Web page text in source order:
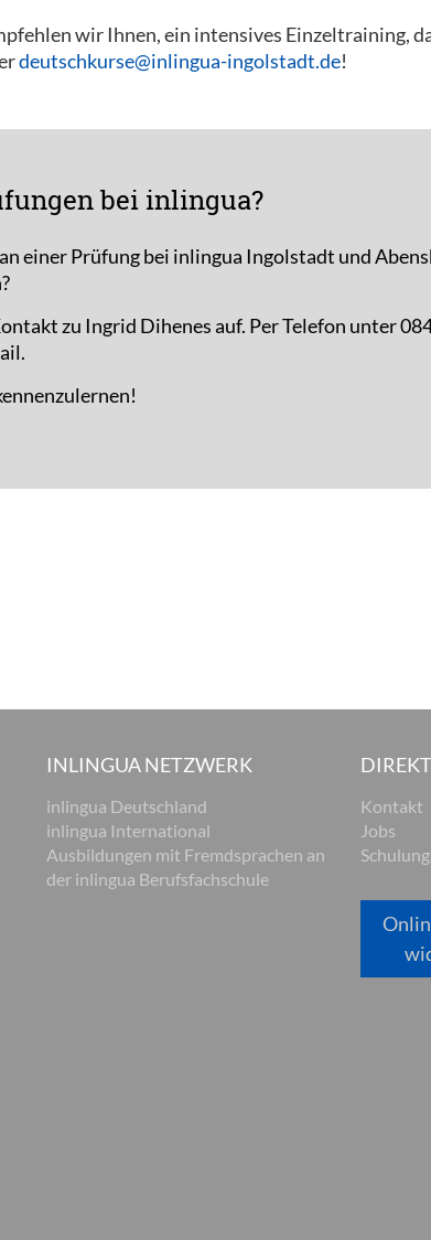
wir Ihnen, ein intensives Einzeltraining,
deutschkurse@inlingua-ingolstadt.de!
bei inlingua?
einer Prüfung bei inlingua Ingolstadt und
zu Ingrid Dihenes auf. Per Telefon unter
INLINGUA NETZWERK
inlingua Deutschland
inlingua International
Ausbildungen mit Fremdsprachen an
der inlingua Berufsfachschule
Kontakt
Jobs